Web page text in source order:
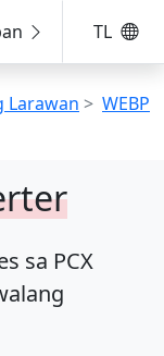
TL
Larawan > WEBP
sa PCX